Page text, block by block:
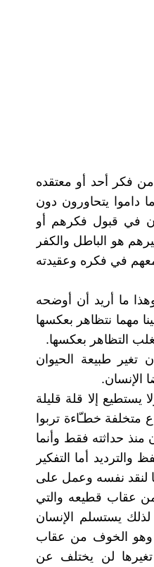
من فكر أحد أو معتقده
داموا يتحاورون دون
في قبول فكرهم أو
هو الباطل والكفر
في فكره وعقيدته
ما أريد أن أوضحه
مهما نتظاهر بعكسها
التظاهر بعكسها.
طبيعة الحيوان
الإنسان.
إلا قلة قليلة
خطـّاءة تربوا
حداثته فقط وأنما
أما التفكير
لنقد نفسه وعمل على
عقاب قطيعه والتي
يستسلم الإنسان
الخوف من عقاب
تغيرها لن يختلف عن